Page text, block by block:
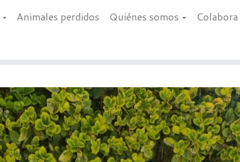
Animales perdidos Quiénes somos Colabora